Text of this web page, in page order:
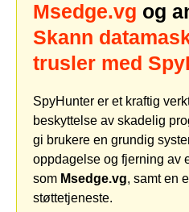
Msedge.vg og
Skann
trusler med
SpyHunter er et kraftig
beskyttelse av skadelig
gi brukere en grundig
oppdagelse og fjerning av
som Msedge.vg, samt en
støttetjeneste.